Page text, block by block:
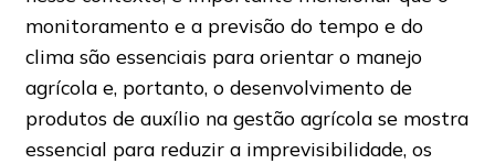
monitoramento e a previsão do tempo e do
clima são essenciais para orientar o manejo
agrícola e, portanto, o desenvolvimento de
produtos de auxílio na gestão agrícola se mostra
essencial para reduzir a imprevisibilidade, os